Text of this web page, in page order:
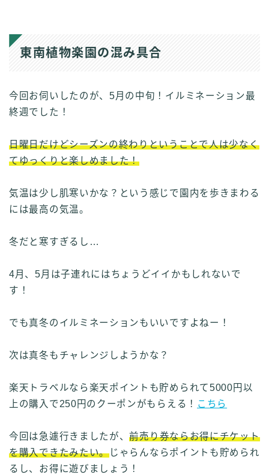
東南植物楽園の混み具合
今回お伺いしたのが、5月の中旬！イルミネーション最
終週でした！
日曜日だけどシーズンの終わりということで人は少なく
てゆっくりと楽しめました！
気温は少し肌寒いかな？という感じで園内を歩きまわる
には最高の気温。
冬だと寒すぎるし…
4月、5月は子連れにはちょうどイイかもしれないで
す！
でも真冬のイルミネーションもいいですよねー！
次は真冬もチャレンジしようかな？
楽天トラベルなら楽天ポイントも貯められて5000円以
上の購入で250円のクーポンがもらえる！ こちら
今回は急遽行きましたが、前売り券ならお得にチケット
を購入できたみたい。じゃらんならポイントも貯められ
るし、お得に遊びましょう！